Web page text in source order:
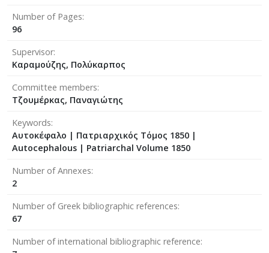
Number of Pages
96
Supervisor
Καραμούζης, Πολύκαρπος
Committee members
Τζουμέρκας, Παναγιώτης
Keywords
Αυτοκέφαλο | Πατριαρχικός Τόμος 1850 |
Autocephalous | Patriarchal Volume 1850
Number of Annexes
2
Number of Greek bibliographic references
67
Number of international bibliographic reference